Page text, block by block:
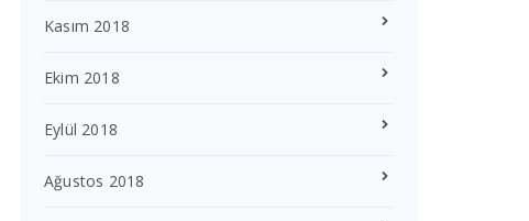
Kasım 2018
Ekim 2018
Eylül 2018
Ağustos 2018